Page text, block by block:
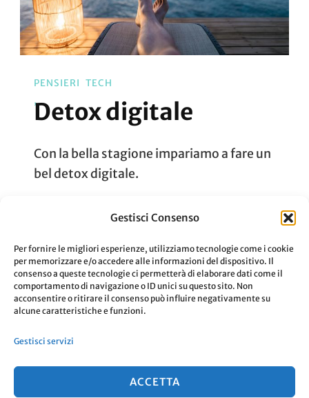
Gestisci Consenso
Per fornire le migliori esperienze, utilizziamo tecnologie come i cookie
per memorizzare e/o accedere alle informazioni del dispositivo. Il
consenso a queste tecnologie ci permetterà di elaborare dati come il
comportamento di navigazione o ID unici su questo sito. Non
acconsentire o ritirare il consenso può influire negativamente su
alcune caratteristiche e funzioni.
Gestisci servizi
ACCETTA
PENSIERI TECH
Detox digitale
Con la bella stagione impariamo a fare un
bel detox digitale.
22 Agosto 2019
Paginazione
degli
Pagina
1 Pagina
2